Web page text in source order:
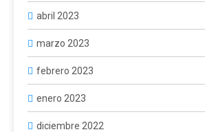
abril 2023
marzo 2023
febrero 2023
enero 2023
diciembre 2022